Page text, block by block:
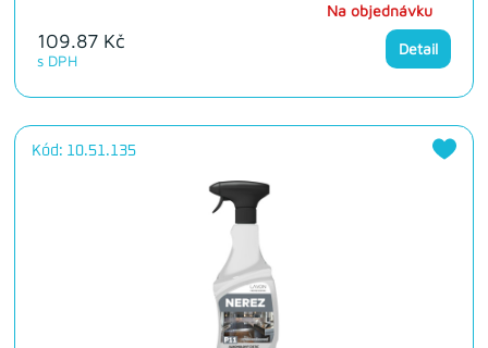
109.87 Kč
s DPH
Na objednávku
Detail
Kód: 10.51.135